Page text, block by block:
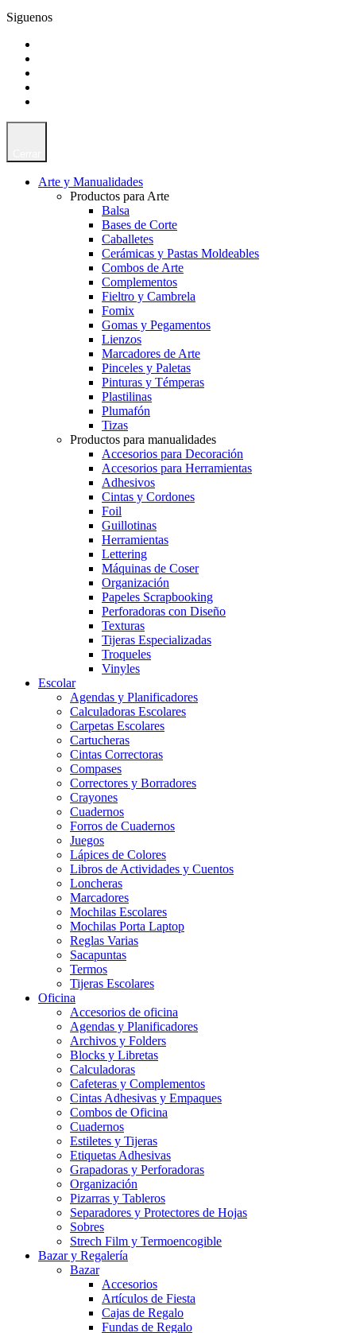
Siguenos
Arte y Manualidades
Productos para Arte
Balsa
Bases de Corte
Caballetes
Cerámicas y Pastas Moldeables
Combos de Arte
Complementos
Fieltro y Cambrela
Fomix
Gomas y Pegamentos
Lienzos
Marcadores de Arte
Pinceles y Paletas
Pinturas y Témperas
Plastilinas
Plumafón
Tizas
Productos para manualidades
Accesorios para Decoración
Accesorios para Herramientas
Adhesivos
Cintas y Cordones
Foil
Guillotinas
Herramientas
Lettering
Máquinas de Coser
Organización
Papeles Scrapbooking
Perforadoras con Diseño
Texturas
Tijeras Especializadas
Troqueles
Vinyles
Escolar
Agendas y Planificadores
Calculadoras Escolares
Carpetas Escolares
Cartucheras
Cintas Correctoras
Compases
Correctores y Borradores
Crayones
Cuadernos
Forros de Cuadernos
Juegos
Lápices de Colores
Libros de Actividades y Cuentos
Loncheras
Marcadores
Mochilas Escolares
Mochilas Porta Laptop
Reglas Varias
Sacapuntas
Termos
Tijeras Escolares
Oficina
Accesorios de oficina
Agendas y Planificadores
Archivos y Folders
Blocks y Libretas
Calculadoras
Cafeteras y Complementos
Cintas Adhesivas y Empaques
Combos de Oficina
Cuadernos
Estiletes y Tijeras
Etiquetas Adhesivas
Grapadoras y Perforadoras
Organización
Pizarras y Tableros
Separadores y Protectores de Hojas
Sobres
Strech Film y Termoencogible
Bazar y Regalería
Bazar
Accesorios
Artículos de Fiesta
Cajas de Regalo
Fundas de Regalo